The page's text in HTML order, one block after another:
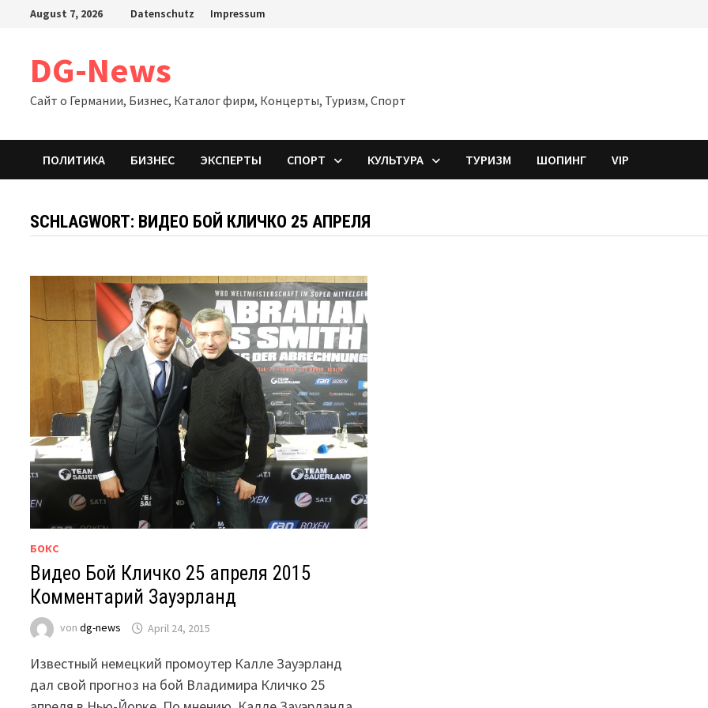
August 7, 2026 Datenschutz Impressum
DG-News
Сайт о Германии, Бизнес, Каталог фирм, Концерты, Туризм, Спорт
ПОЛИТИКА БИЗНЕС ЭКСПЕРТЫ СПОРТ КУЛЬТУРА ТУРИЗМ ШОПИНГ VIP
SCHLAGWORT: ВИДЕО БОЙ КЛИЧКО 25 АПРЕЛЯ
БОКС
Видео Бой Кличко 25 апреля 2015
Комментарий Зауэрланд
vondg-news April 24, 2015
Известный немецкий промоутер Калле Зауэрланд
дал свой прогноз на бой Владимира Кличко 25